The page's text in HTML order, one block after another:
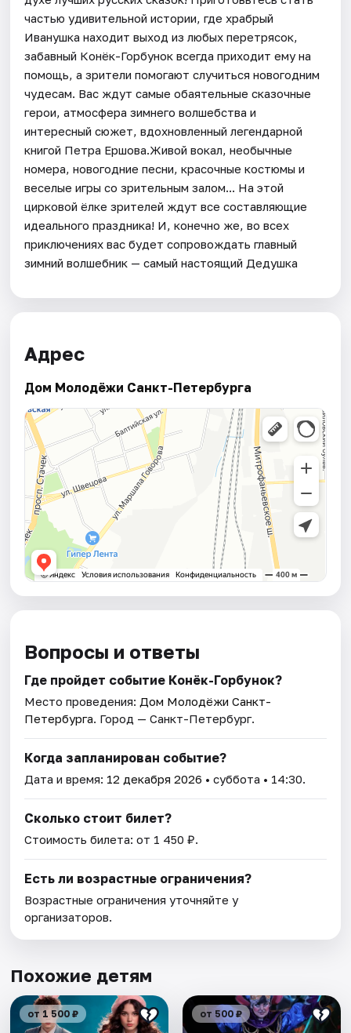
частью удивительной истории, где храбрый
Иванушка находит выход из любых перетрясок,
забавный Конёк-Горбунок всегда приходит ему на
помощь, а зрители помогают случиться новогодним
чудесам. Вас ждут самые обаятельные сказочные
герои, атмосфера зимнего волшебства и
интересный сюжет, вдохновленный легендарной
книгой Петра Ершова.Живой вокал, необычные
номера, новогодние песни, красочные костюмы и
веселые игры со зрительным залом... На этой
цирковой ёлке зрителей ждут все составляющие
идеального праздника! И, конечно же, во всех
приключениях вас будет сопровождать главный
зимний волшебник — самый настоящий Дедушка
Адрес
Дом Молодёжи Санкт-Петербурга
Вопросы и ответы
Где пройдет событие Конёк-Горбунок?
Место проведения: Дом Молодёжи Санкт-
Петербурга. Город — Санкт-Петербург.
Когда запланирован событие?
Дата и время: 12 декабря 2026 • суббота • 14:30.
Сколько стоит билет?
Стоимость билета: от 1 450 ₽.
Есть ли возрастные ограничения?
Возрастные ограничения уточняйте у
организаторов.
Похожие детям
от 1 500 ₽ от 500 ₽